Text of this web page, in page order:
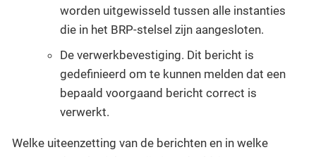
worden uitgewisseld tussen alle instanties
die in het BRP-stelsel zijn aangesloten.
De verwerkbevestiging. Dit bericht is
gedefinieerd om te kunnen melden dat een
bepaald voorgaand bericht correct is
verwerkt.
Welke uiteenzetting van de berichten en in welke